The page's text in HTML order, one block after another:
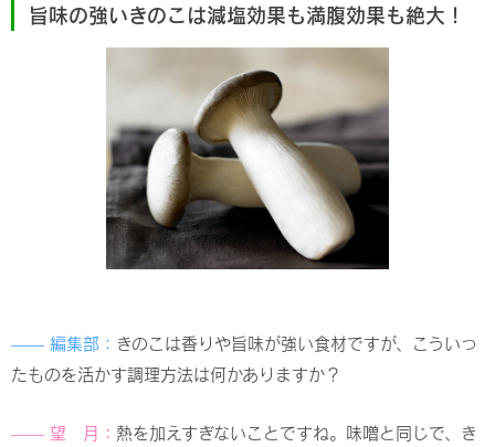
旨味の強いきのこは減塩効果も満腹効果も絶大！
—— 編集部： きのこは香りや旨味が強い食材ですが、こういっ
たものを活かす調理方法は何かありますか？
—— 望 月： 熱を加えすぎないことですね。味噌と同じで、き